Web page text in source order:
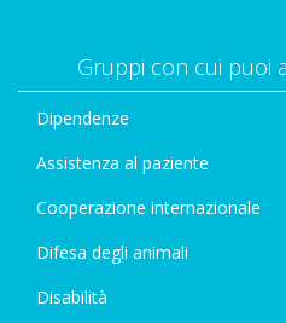
Gruppi con cui puoi
Dipendenze
Assistenza al paziente
Cooperazione internazionale
Difesa degli animali
Disabilità